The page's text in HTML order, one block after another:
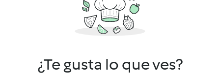
¿Te gusta lo que ves?